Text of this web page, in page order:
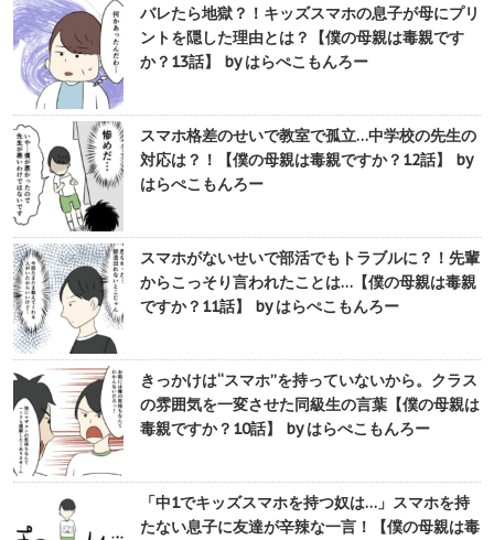
バレたら地獄？！キッズスマホの息子が母にプリ
ントを隠した理由とは？【僕の母親は毒親です
か？13話】 by はらぺこもんろー
スマホ格差のせいで教室で孤立…中学校の先生の
対応は？！【僕の母親は毒親ですか？12話】 by
はらぺこもんろー
スマホがないせいで部活でもトラブルに？！先輩
からこっそり言われたことは…【僕の母親は毒親
ですか？11話】 by はらぺこもんろー
きっかけは“スマホ”を持っていないから。クラス
の雰囲気を一変させた同級生の言葉【僕の母親は
毒親ですか？10話】 by はらぺこもんろー
「中1でキッズスマホを持つ奴は…」スマホを持
たない息子に友達が辛辣な一言！【僕の母親は毒